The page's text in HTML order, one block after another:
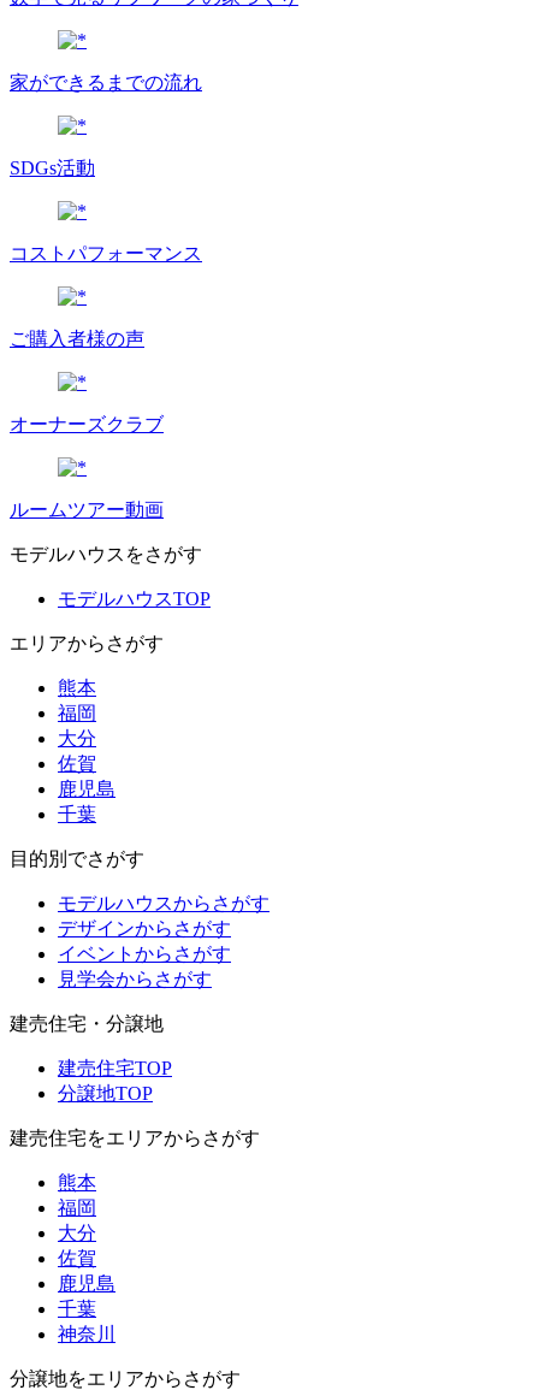
家ができるまでの流れ
SDGs活動
コストパフォーマンス
ご購入者様の声
オーナーズクラブ
ルームツアー動画
モデルハウスをさがす
モデルハウスTOP
エリアからさがす
熊本
福岡
大分
佐賀
鹿児島
千葉
目的別でさがす
モデルハウスからさがす
デザインからさがす
イベントからさがす
見学会からさがす
建売住宅・分譲地
建売住宅TOP
分譲地TOP
建売住宅をエリアからさがす
熊本
福岡
大分
佐賀
鹿児島
千葉
神奈川
分譲地をエリアからさがす